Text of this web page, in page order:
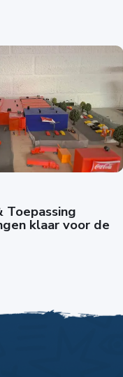
Toepassing
klaar voor de